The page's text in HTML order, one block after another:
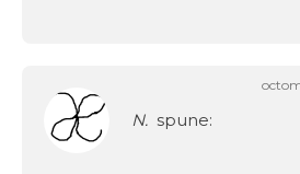
N. spune: